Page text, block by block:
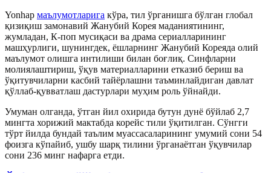
Yonhap маълумотларига кўра, тил ўрганишга бўлган глобал
қизиқиш замонавий Жанубий Корея маданиятининг,
жумладан, К-поп мусиқаси ва драма сериалларининг
машҳурлиги, шунингдек, ёшларнинг Жанубий Кореяда олий
маълумот олишга интилиши билан боғлиқ. Синфларни
молиялаштириш, ўқув материалларини етказиб бериш ва
ўқитувчиларни касбий тайёрлашни таъминлайдиган давлат
қўллаб-қувватлаш дастурлари муҳим роль ўйнайди.
Умуман олганда, ўтган йил охирида бутун дунё бўйлаб 2,7
мингта хорижий мактабда корейс тили ўқитилган. Сўнгги
тўрт йилда бундай таълим муассасаларининг умумий сони 54
фоизга кўпайиб, ушбу шарқ тилини ўрганаётган ўқувчилар
сони 236 минг нафарга етди.